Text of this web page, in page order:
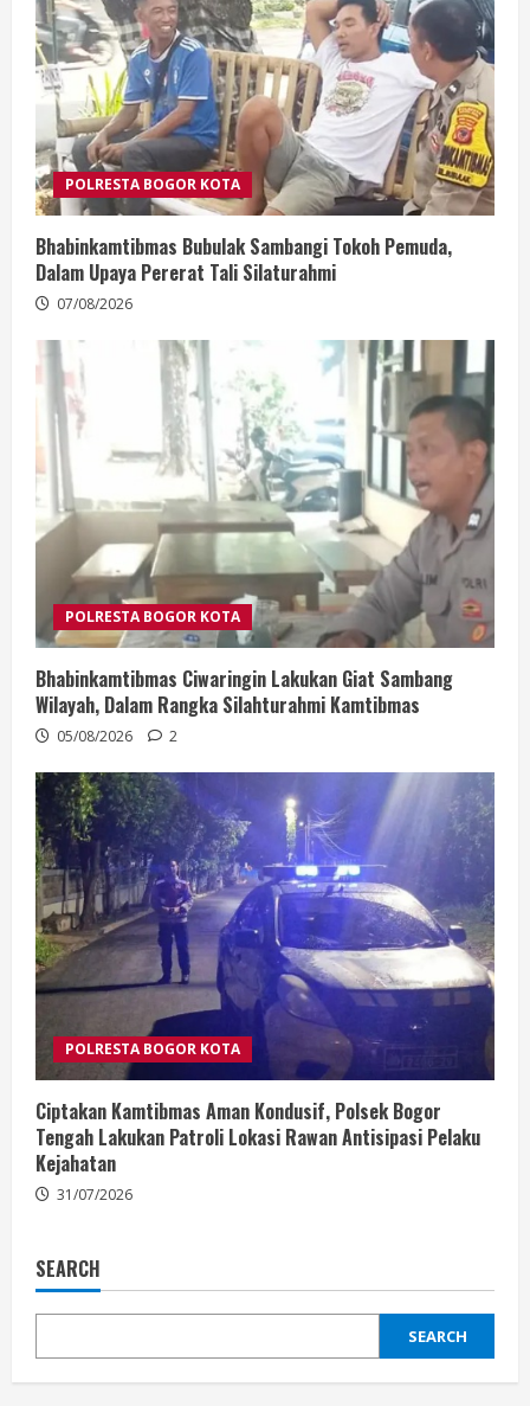
POLRESTA BOGOR KOTA
Bhabinkamtibmas Bubulak Sambangi Tokoh Pemuda,
Dalam Upaya Pererat Tali Silaturahmi
07/08/2026
POLRESTA BOGOR KOTA
Bhabinkamtibmas Ciwaringin Lakukan Giat Sambang
Wilayah, Dalam Rangka Silahturahmi Kamtibmas
05/08/2026 2
POLRESTA BOGOR KOTA
Ciptakan Kamtibmas Aman Kondusif, Polsek Bogor
Tengah Lakukan Patroli Lokasi Rawan Antisipasi Pelaku
Kejahatan
31/07/2026
SEARCH
SEARCH